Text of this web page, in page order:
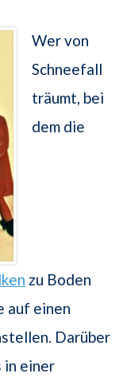
Wer von
Schneefall
träumt, bei
dem die
zu Boden
auf einen
Darüber
in einer